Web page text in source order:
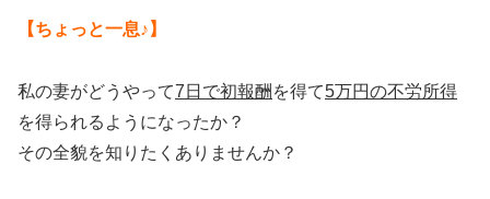
【ちょっと一息♪】
私の妻がどうやって7日で初報酬 を得て5万円の不労所得
を得られるようになったか？
その全貌を知りたくありませんか？